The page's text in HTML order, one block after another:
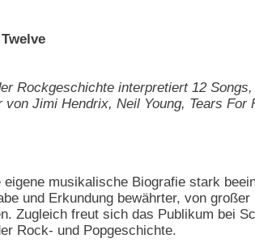
Rockgeschichte interpretiert 12
von Jimi Hendrix, Neil Young, Tears For
musikalische Biografie stark
und Erkundung bewährter, von
Zugleich freut sich das Publikum bei
Rock- und Popgeschichte.